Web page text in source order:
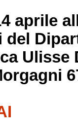
aprile
del
Ulisse